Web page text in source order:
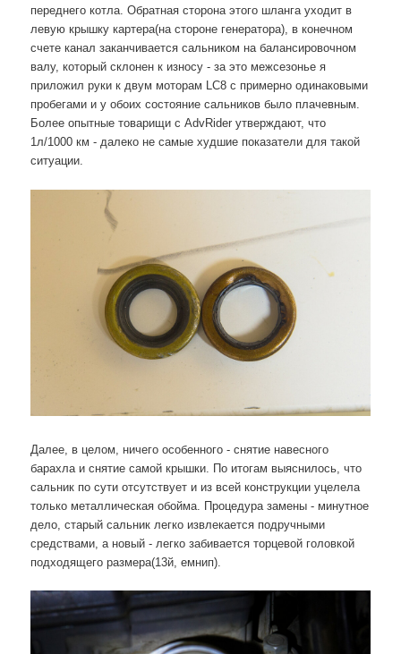
переднего котла. Обратная сторона этого шланга уходит в
левую крышку картера(на стороне генератора), в конечном
счете канал заканчивается сальником на балансировочном
валу, который склонен к износу - за это межсезонье я
приложил руки к двум моторам LC8 с примерно одинаковыми
пробегами и у обоих состояние сальников было плачевным.
Более опытные товарищи с AdvRider утверждают, что
1л/1000 км - далеко не самые худшие показатели для такой
ситуации.
Далее, в целом, ничего особенного - снятие навесного
барахла и снятие самой крышки. По итогам выяснилось, что
сальник по сути отсутствует и из всей конструкции уцелела
только металлическая обойма. Процедура замены - минутное
дело, старый сальник легко извлекается подручными
средствами, а новый - легко забивается торцевой головкой
подходящего размера(13й, емнип).